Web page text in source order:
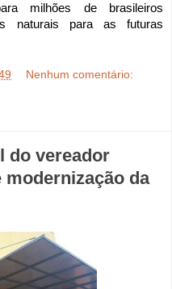
milhões de brasileiros
naturais para as futuras
Nenhum comentário:
do vereador
da